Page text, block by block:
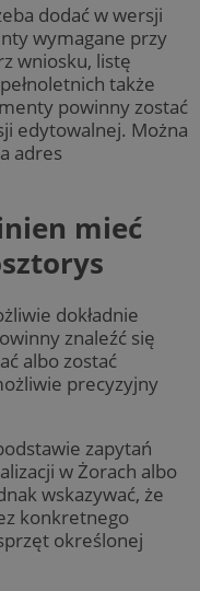
dodać w wersji
wymagane przy
wniosku, listę
także
powinny zostać
edytowalnej. Można
adres
mieć
dokładnie
znaleźć się
albo zostać
precyzyjny
zapytań
w Żorach albo
wskazywać, że
konkretnego
określonej